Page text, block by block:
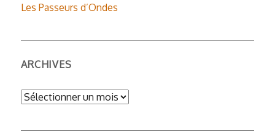
Les Passeurs d’Ondes
ARCHIVES
Archives